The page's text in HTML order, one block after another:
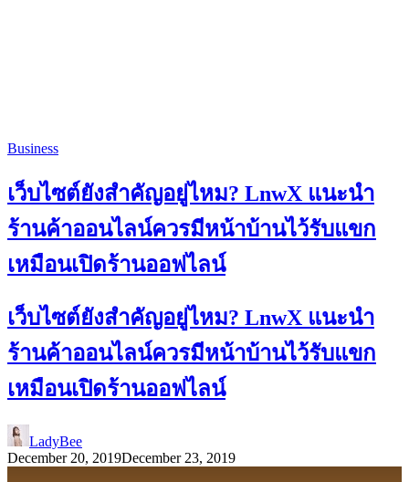
Business
เว็บไซต์ยังสำคัญอยู่ไหม? LnwX แนะนำ
ร้านค้าออนไลน์ควรมีหน้าบ้านไว้รับแขก
เหมือนเปิดร้านออฟไลน์
เว็บไซต์ยังสำคัญอยู่ไหม? LnwX แนะนำ
ร้านค้าออนไลน์ควรมีหน้าบ้านไว้รับแขก
เหมือนเปิดร้านออฟไลน์
LadyBee
December 20, 2019December 23, 2019